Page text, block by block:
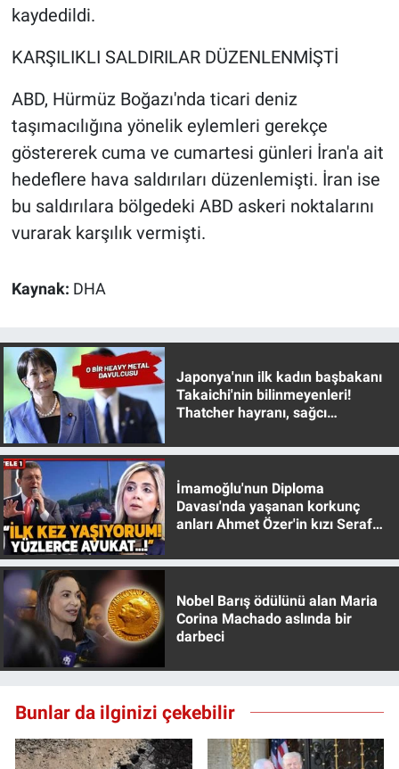
kaydedildi.
KARŞILIKLI SALDIRILAR DÜZENLENMİŞTİ
ABD, Hürmüz Boğazı'nda ticari deniz
taşımacılığına yönelik eylemleri gerekçe
göstererek cuma ve cumartesi günleri İran'a ait
hedeflere hava saldırıları düzenlemişti. İran ise
bu saldırılara bölgedeki ABD askeri noktalarını
vurarak karşılık vermişti.
Kaynak: DHA
Japonya'nın ilk kadın başbakanı
Takaichi'nin bilinmeyenleri!
Thatcher hayranı, sağcı
İmamoğlu'nun Diploma
Davası'nda yaşanan korkunç
anları Ahmet Özer'in kızı Seraf
Nobel Barış ödülünü alan Maria
Corina Machado aslında bir
darbeci
Bunlar da ilginizi çekebilir